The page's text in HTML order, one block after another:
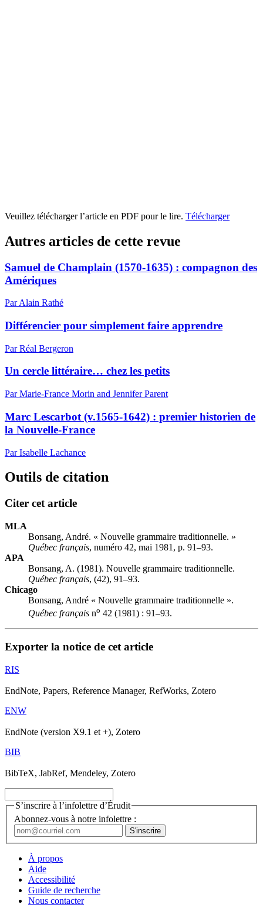
Veuillez télécharger l’article en PDF pour le lire. Télécharger
Autres articles de cette revue
Samuel de Champlain (1570-1635) : compagnon des
Amériques
Par Alain Rathé
Différencier pour simplement faire apprendre
Par Réal Bergeron
Un cercle littéraire… chez les petits
Par Marie-France Morin and Jennifer Parent
Marc Lescarbot (v.1565-1642) : premier historien de
la Nouvelle-France
Par Isabelle Lachance
Outils de citation
Citer cet article
MLA
Bonsang, André. « Nouvelle grammaire traditionnelle. »
Québec français, numéro 42, mai 1981, p. 91–93.
APA
Bonsang, A. (1981). Nouvelle grammaire traditionnelle.
Québec français, (42), 91–93.
Chicago
Bonsang, André « Nouvelle grammaire traditionnelle ».
Québec français no 42 (1981) : 91–93.
Exporter la notice de cet article
RIS
EndNote, Papers, Reference Manager, RefWorks, Zotero
ENW
EndNote (version X9.1 et +), Zotero
BIB
BibTeX, JabRef, Mendeley, Zotero
S’inscrire à l’infolettre d’Érudit
Abonnez-vous à notre infolettre :
À propos
Aide
Accessibilité
Guide de recherche
Nous contacter